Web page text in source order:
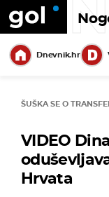
Dnevnik.hr
ŠUŠKA SE O
VIDEO
Hrvata